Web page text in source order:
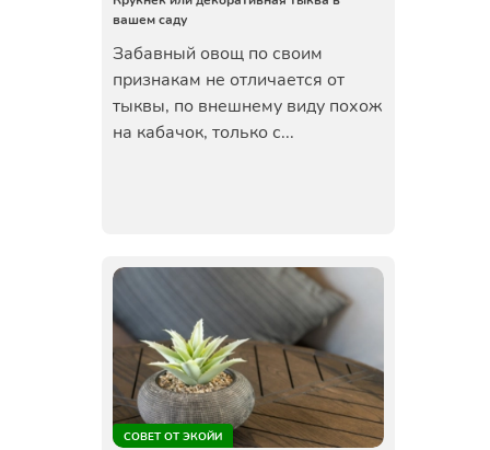
вашем саду
Забавный овощ по своим
признакам не отличается от
тыквы, по внешнему виду похож
на кабачок, только с...
СОВЕТ ОТ ЭКОЙИ